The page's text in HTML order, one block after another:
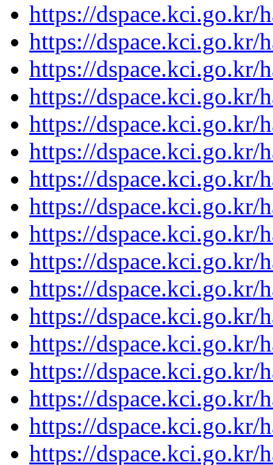
https://dspace.kci.go.kr/
https://dspace.kci.go.kr/
https://dspace.kci.go.kr/
https://dspace.kci.go.kr/
https://dspace.kci.go.kr/
https://dspace.kci.go.kr/
https://dspace.kci.go.kr/
https://dspace.kci.go.kr/
https://dspace.kci.go.kr/
https://dspace.kci.go.kr/
https://dspace.kci.go.kr/
https://dspace.kci.go.kr/
https://dspace.kci.go.kr/
https://dspace.kci.go.kr/
https://dspace.kci.go.kr/
https://dspace.kci.go.kr/
https://dspace.kci.go.kr/